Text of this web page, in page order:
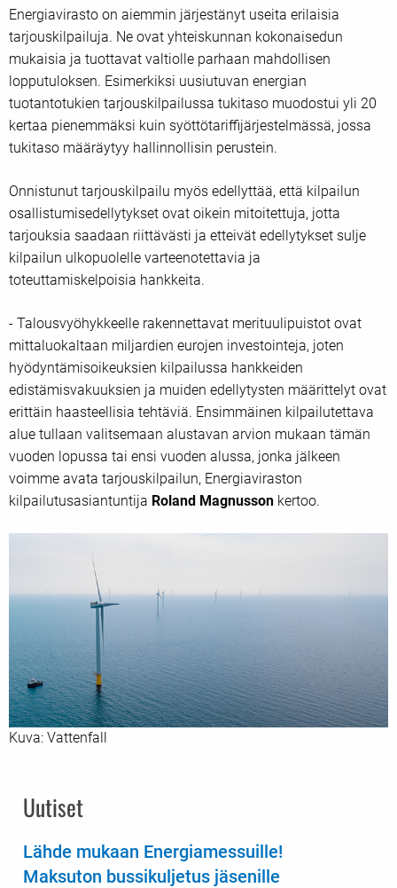
Energiavirasto on aiemmin järjestänyt useita erilaisia
tarjouskilpailuja. Ne ovat yhteiskunnan kokonaisedun
mukaisia ja tuottavat valtiolle parhaan mahdollisen
lopputuloksen. Esimerkiksi uusiutuvan energian
tuotantotukien tarjouskilpailussa tukitaso muodostui yli 20
kertaa pienemmäksi kuin syöttötariffijärjestelmässä, jossa
tukitaso määräytyy hallinnollisin perustein.
Onnistunut tarjouskilpailu myös edellyttää, että kilpailun
osallistumisedellytykset ovat oikein mitoitettuja, jotta
tarjouksia saadaan riittävästi ja etteivät edellytykset sulje
kilpailun ulkopuolelle varteenotettavia ja
toteuttamiskelpoisia hankkeita.
- Talousvyöhykkeelle rakennettavat merituulipuistot ovat
mittaluokaltaan miljardien eurojen investointeja, joten
hyödyntämisoikeuksien kilpailussa hankkeiden
edistämisvakuuksien ja muiden edellytysten määrittelyt ovat
erittäin haasteellisia tehtäviä. Ensimmäinen kilpailutettava
alue tullaan valitsemaan alustavan arvion mukaan tämän
vuoden lopussa tai ensi vuoden alussa, jonka jälkeen
voimme avata tarjouskilpailun, Energiaviraston
kilpailutusasiantuntija Roland Magnusson kertoo.
Kuva: Vattenfall
Uutiset
Lähde mukaan Energiamessuille!
Maksuton bussikuljetus jäsenille